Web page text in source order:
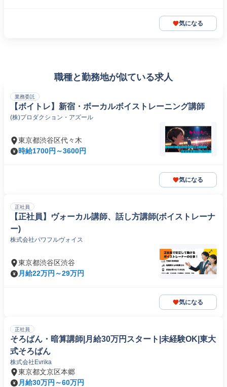
気になる
職種と勤務地が似ている求人
業務委託
【ボイトレ】新宿・ボーカルボイストレーニング講師
(株)プロダクション・アズール
東京都渋谷区代々木
時給1700円～3600円
気になる
正社員
【正社員】ヴォーカル講師、話し方講師(ボイストレーナ
ー)
株式会社パワフルヴォイス
東京都渋谷区渋谷
月給22万円～29万円
気になる
正社員
そろばん・暗算講師|月給30万円スタート|未経験OK|東大
式そろばん
株式会社Evrika
東京都文京区本郷
月給30万円～60万円